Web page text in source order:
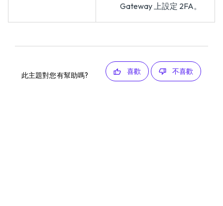
Gateway 上設定 2FA。
此主題對您有幫助嗎? 喜歡 不喜歡